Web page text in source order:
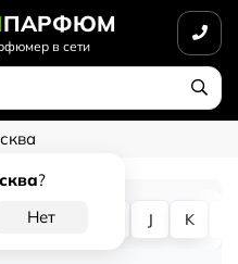
ПАРФЮМ
в сети
?
G J K